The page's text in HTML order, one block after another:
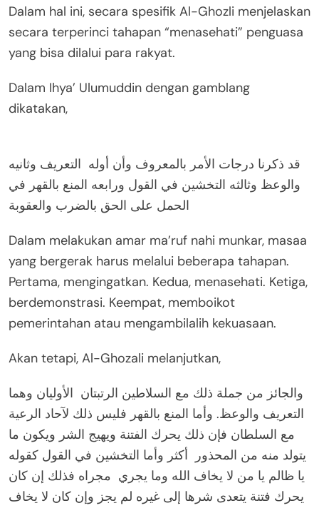
Dalam hal ini, secara spesifik Al-Ghozli menjelaskan
secara terperinci tahapan “menasehati” penguasa
yang bisa dilalui para rakyat.
Dalam Ihya’ Ulumuddin dengan gamblang
dikatakan,
قد ذكرنا درجات الأمر بالمعروف وأن أوله التعريف وثانيه
والوعظ وثالثه التخشين في القول ورابعه المنع بالقهر في
الحمل على الحق بالضرب والعقوبة
Dalam melakukan amar ma’ruf nahi munkar, masaa
yang bergerak harus melalui beberapa tahapan.
Pertama, mengingatkan. Kedua, menasehati. Ketiga,
berdemonstrasi. Keempat, memboikot
pemerintahan atau mengambilalih kekuasaan.
Akan tetapi, Al-Ghozali melanjutkan,
والجائز من جملة ذلك مع السلاطين الرتبتان الأوليان وهما
التعريف والوعظ. وأما المنع بالقهر فليس ذلك لآحاد الرعية
مع السلطان فإن ذلك يحرك الفتنة ويهيج الشر ويكون ما
يتولد منه من المحذور أكثر وأما التخشين في القول كقوله
يا ظالم يا من لا يخاف الله وما يجري مجراه فذلك إن كان
يحرك فتنة يتعدى شرها إلى غيره لم يجز وإن كان لا يخاف